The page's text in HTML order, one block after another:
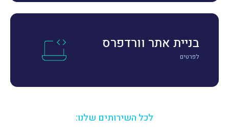
בניית אתר וורדפרס
לפרטים
לכל השירותים שלנו: